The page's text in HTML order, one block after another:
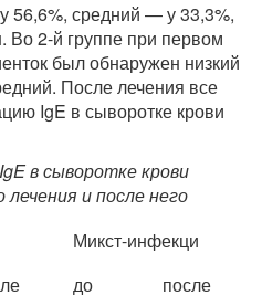
56,6%, средний — у 33,3%,
2-й группе при первом
был обнаружен низкий
После лечения все
IgE в сыворотке крови
в сыворотке крови
и после него
Микст-инфекци
до
после